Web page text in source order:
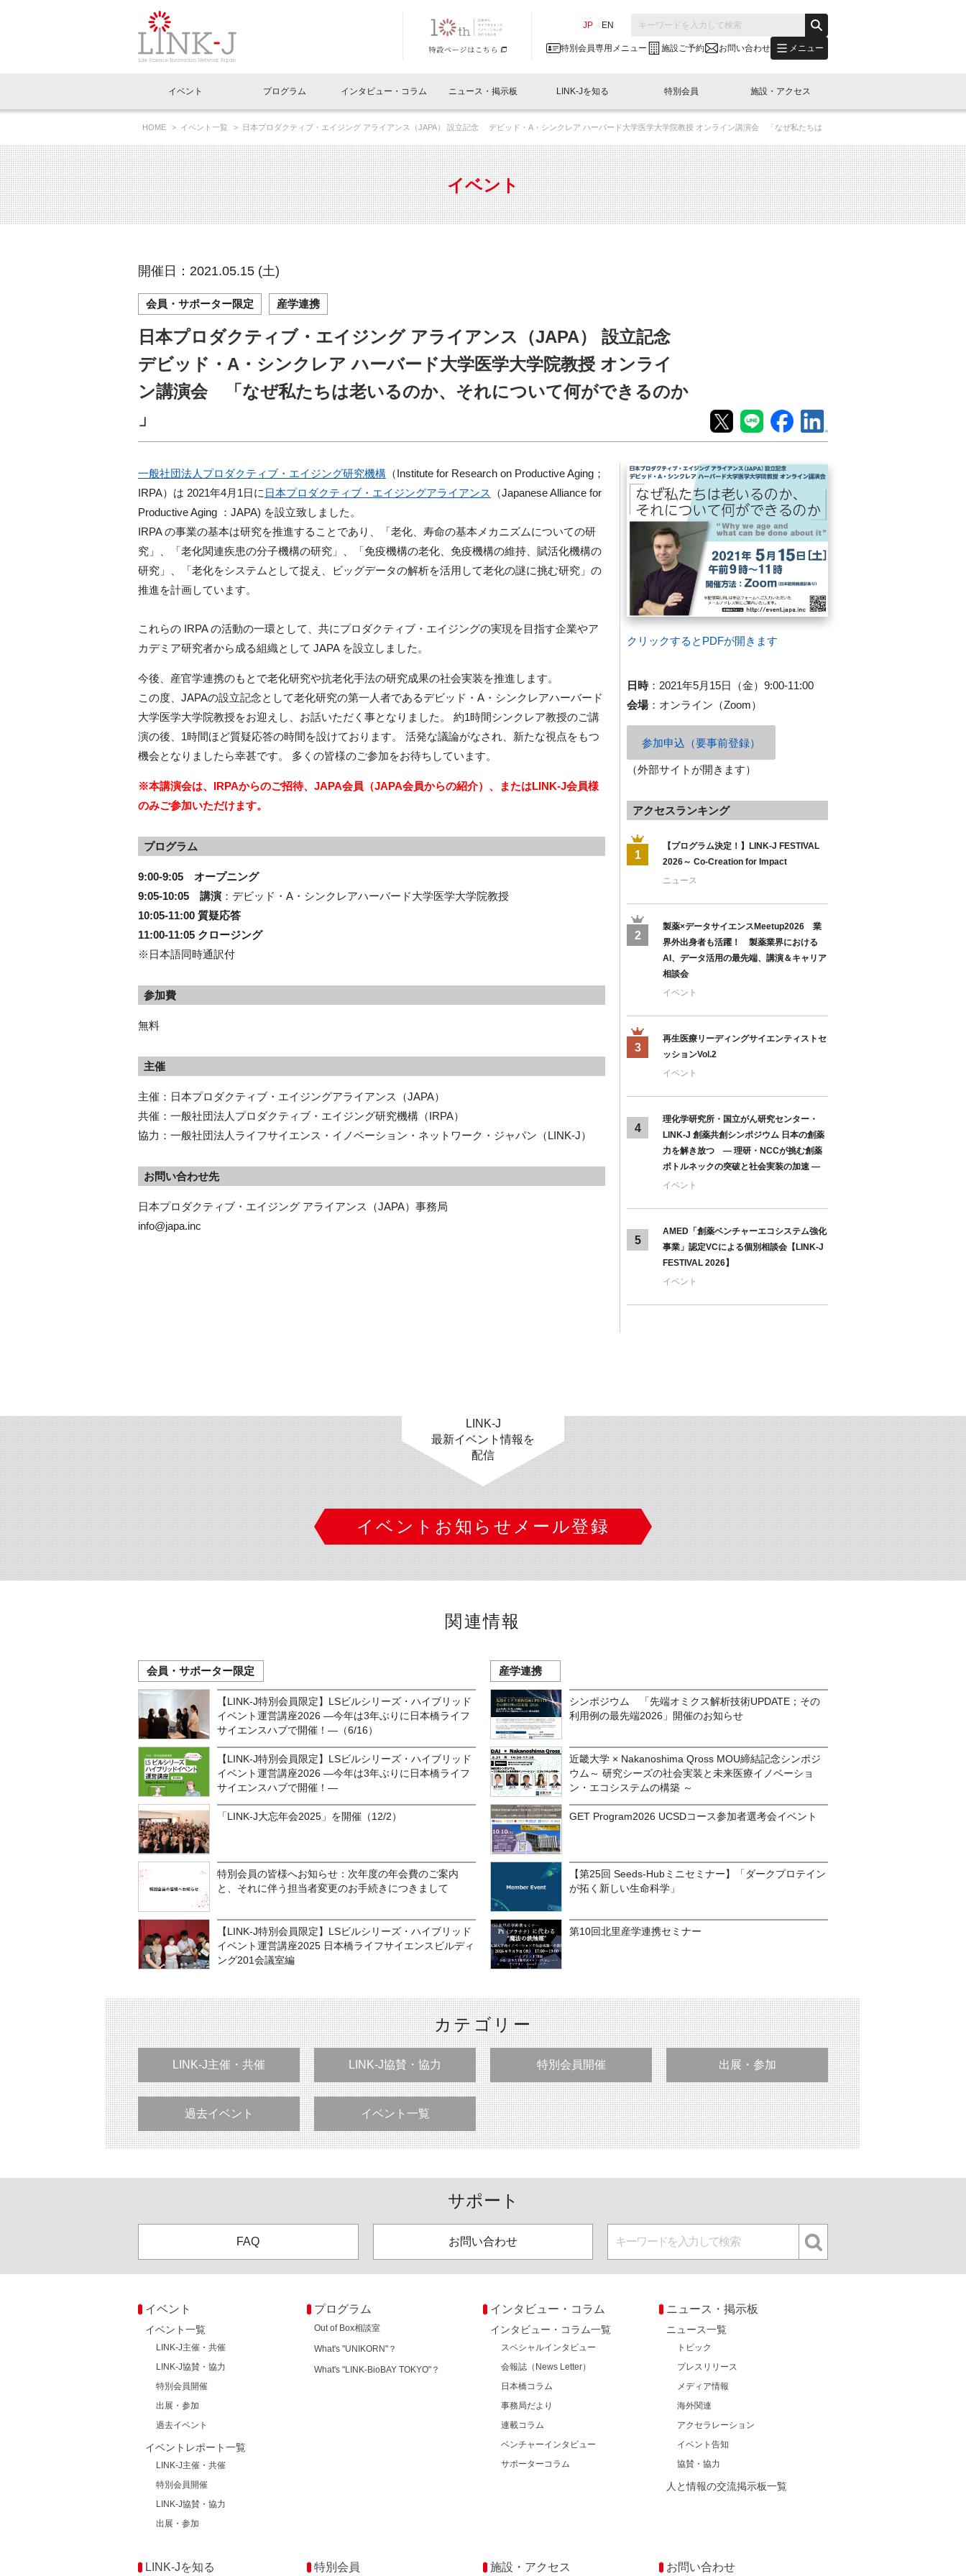
JP EN
特別会員専用メニュー 施設ご予約 お問い合わせ メニュー
イベントお知らせメール登録
閉じる
イベント
イベント一覧
LINK-J主催・共催 特別会員開催
LINK-J協賛・協力 出展・参加
イベントレポート一覧
LINK-J主催・共催 特別会員開催
LINK-J協賛・協力 出展・参加
プログラム
Out of Box相談室 What's "UNIKORN"？ What's "LINK-BioBAY TOKYO"？
インタビュー・コラム
インタビュー・コラム一覧
スペシャルインタビュー ベンチャーインタビュー 会報誌 (News Letter)
連載コラム サポーターコラム 日本橋コラム
ニュース・掲示板
ニュース一覧
トピック プレスリリース
メディア情報 海外関連
協賛・協力
人と情報の交流掲示板一覧
会員プレスリリース ニュース・事業紹介
募集 イベント
LINK-Jを知る
理事長挨拶 Why in Nihonbashi What’s LINK-J WEST
国内外連携 サポーター紹介 事業内容
組織概要 パンフレット GTB日本橋エリアについて
特別会員
特別会員一覧 特別会員について 入会申し込み
専用メニューはこちら
施設・アクセス
ラウンジ・会議室 オフィス・ラボ 施設ご予約
アクセス
HOME イベント一覧
日本プロダクティブ・エイジング アライアンス（JAPA） 設立記念 デビッド・A・シンクレア ハーバード大学医学大学院教授 オンライン講演会 「なぜ私たちは
イベント
開催日：2021.05.15 (土)
会員・サポーター限定 産学連携
日本プロダクティブ・エイジング アライアンス（JAPA） 設立記念
デビッド・A・シンクレア ハーバード大学医学大学院教授 オンライ
ン講演会 「なぜ私たちは老いるのか、それについて何ができるのか
」
一般社団法人プロダクティブ・エイジング研究機構 （Institute for Research on Productive Aging；
IRPA）は 2021年4月1日に 日本プロダクティブ・エイジングアライアンス
（Japanese Alliance for
Productive Aging ：JAPA) を設立致しました。
IRPA の事業の基本は研究を推進することであり、「老化、寿命の基本メカニズムについての研
究」、「老化関連疾患の分子機構の研究」、「免疫機構の老化、免疫機構の維持、賦活化機構の
研究」、「老化をシステムとして捉え、ビッグデータの解析を活用して老化の謎に挑む研究」の
推進を計画しています。
これらの IRPA の活動の一環として、共にプロダクティブ・エイジングの実現を目指す企業やア
カデミア研究者から成る組織として JAPA を設立しました。
今後、産官学連携のもとで老化研究や抗老化手法の研究成果の社会実装を推進します。
この度、JAPAの設立記念として老化研究の第一人者であるデビッド・A・シンクレアハーバード
大学医学大学院教授をお迎えし、お話いただく事となりました。 約1時間シンクレア教授のご講
演の後、1時間ほど質疑応答の時間を設けております。 活発な議論がなされ、新たな視点をもつ
機会となりましたら幸甚です。 多くの皆様のご参加をお待ちしています。
※本講演会は、IRPAからのご招待、JAPA会員（JAPA会員からの紹介）、またはLINK-J会員様
のみご参加いただけます。
プログラム
9:00-9:05 オープニング
9:05-10:05 講演 ：デビッド・A・シンクレアハーバード大学医学大学院教授
10:05-11:00 質疑応答
11:00-11:05 クロージング
※日本語同時通訳付
参加費
無料
主催
主催：日本プロダクティブ・エイジングアライアンス（JAPA）
共催：一般社団法人プロダクティブ・エイジング研究機構（IRPA）
協力：一般社団法人ライフサイエンス・イノベーション・ネットワーク・ジャパン（LINK-J）
お問い合わせ先
日本プロダクティブ・エイジング アライアンス（JAPA）事務局
info@japa.inc
クリックするとPDFが開きます
日時： 2021年5月15日（金）9:00-11:00
会場： オンライン（Zoom）
参加申込（要事前登録）
（外部サイトが開きます）
アクセスランキング
1
【プログラム決定！】LINK-J FESTIVAL
2026～ Co-Creation for Impact
ニュース
2
製薬×データサイエンスMeetup2026 業
界外出身者も活躍！ 製薬業界における
AI、データ活用の最先端、講演＆キャリア
相談会
イベント
3
再生医療リーディングサイエンティストセ
ッションVol.2
イベント
4
理化学研究所・国立がん研究センター・
LINK-J 創薬共創シンポジウム 日本の創薬
力を解き放つ ― 理研・NCCが挑む創薬
ボトルネックの突破と社会実装の加速 ―
イベント
5
AMED「創薬ベンチャーエコシステム強化
事業」認定VCによる個別相談会【LINK-J
FESTIVAL 2026】
イベント
LINK-J
最新イベント情報を
配信
イベントお知らせメール登録
関連情報
会員・サポーター限定
【LINK-J特別会員限定】LSビルシリーズ・ハイブリッド
イベント運営講座2026 ―今年は3年ぶりに日本橋ライフ
サイエンスハブで開催！―（6/16）
【LINK-J特別会員限定】LSビルシリーズ・ハイブリッド
イベント運営講座2026 ―今年は3年ぶりに日本橋ライフ
サイエンスハブで開催！―
「LINK-J大忘年会2025」を開催（12/2）
特別会員の皆様へお知らせ：次年度の年会費のご案内
と、それに伴う担当者変更のお手続きにつきまして
【LINK-J特別会員限定】LSビルシリーズ・ハイブリッド
イベント運営講座2025 日本橋ライフサイエンスビルディ
ング201会議室編
産学連携
シンポジウム 「先端オミクス解析技術UPDATE；その
利用例の最先端2026」開催のお知らせ
近畿大学 × Nakanoshima Qross MOU締結記念シンポジ
ウム～ 研究シーズの社会実装と未来医療イノベーショ
ン・エコシステムの構築 ～
GET Program2026 UCSDコース参加者選考会イベント
【第25回 Seeds-Hubミニセミナー】「ダークプロテイン
が拓く新しい生命科学」
第10回北里産学連携セミナー
カテゴリー
LINK-J主催・共催 LINK-J協賛・協力 特別会員開催 出展・参加
過去イベント イベント一覧
サポート
FAQ お問い合わせ
イベント
イベント一覧
LINK-J主催・共催
LINK-J協賛・協力
特別会員開催
出展・参加
過去イベント
イベントレポート一覧
LINK-J主催・共催
特別会員開催
LINK-J協賛・協力
出展・参加
プログラム
Out of Box相談室
What's "UNIKORN"？
What's "LINK-BioBAY TOKYO"？
インタビュー・コラム
インタビュー・コラム一覧
スペシャルインタビュー
会報誌（News Letter）
日本橋コラム
事務局だより
連載コラム
ベンチャーインタビュー
サポーターコラム
ニュース・掲示板
ニュース一覧
トピック
プレスリリース
メディア情報
海外関連
アクセラレーション
イベント告知
協賛・協力
人と情報の交流掲示板一覧
LINK-Jを知る 特別会員 施設・アクセス お問い合わせ